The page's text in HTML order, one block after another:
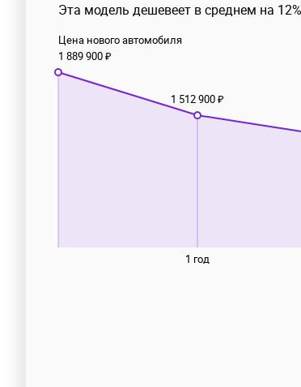
Эта модель дешевеет в среднем на
1 год
Цена нового автомобиля
1 889 900 ₽
1 512 900 ₽